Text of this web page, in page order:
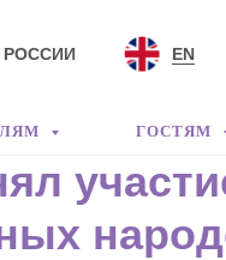
EN
ГОСТЯМ